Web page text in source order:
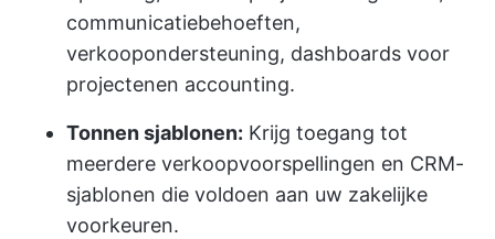
communicatiebehoeften,
verkoopondersteuning, dashboards voor
projectenen accounting.
Tonnen sjablonen: Krijg toegang tot
meerdere verkoopvoorspellingen en CRM-
sjablonen die voldoen aan uw zakelijke
voorkeuren.